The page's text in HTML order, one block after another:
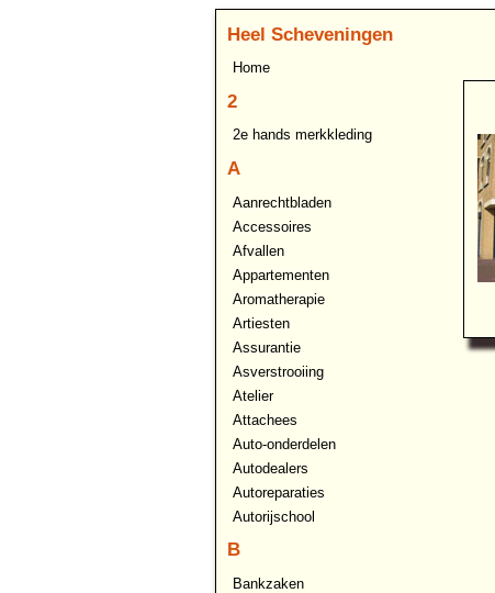
Heel Scheveningen
Home
2
2e hands merkkleding
A
Aanrechtbladen
Accessoires
Afvallen
Appartementen
Aromatherapie
Artiesten
Assurantie
Asverstrooiing
Atelier
Attachees
Auto-onderdelen
Autodealers
Autoreparaties
Autorijschool
B
Bankzaken